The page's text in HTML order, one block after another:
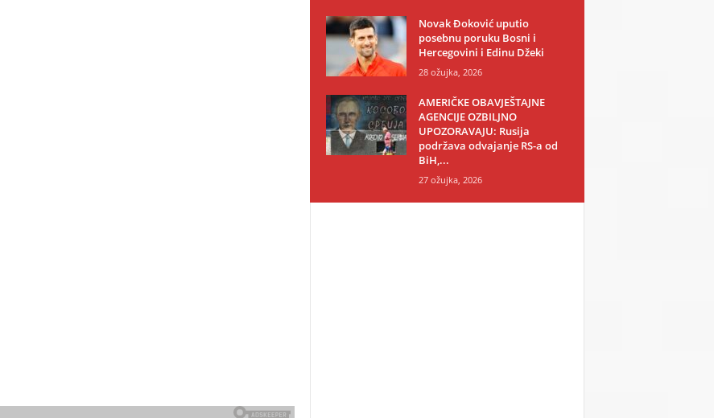
Novak Đoković uputio
posebnu poruku Bosni i
Hercegovini i Edinu Džeki
28 ožujka, 2026
AMERIČKE OBAVJEŠTAJNE
AGENCIJE OZBILJNO
UPOZORAVAJU: Rusija
podržava odvajanje RS-a od
BiH,...
27 ožujka, 2026